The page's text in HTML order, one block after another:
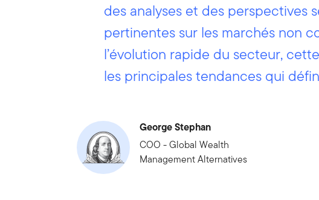
des analyses et des perspectives
pertinentes sur les marchés non
l’évolution rapide du secteur,
les principales tendances qui
George Stephan
COO - Global Wealth
Management Alternatives